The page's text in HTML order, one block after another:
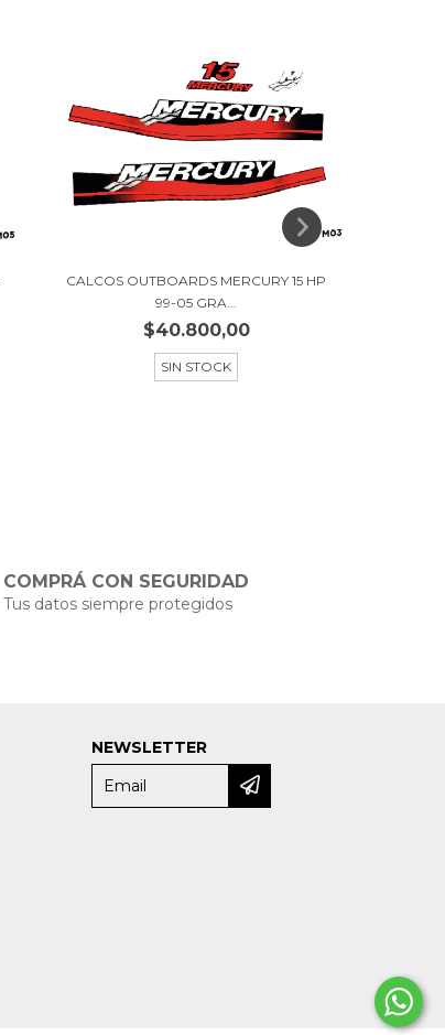
CALCOS OUTBOARDS MERCURY 15 HP
99-05 GRA...
$40.800,00
SIN STOCK
COMPRÁ CON SEGURIDAD
Tus datos siempre protegidos
NEWSLETTER